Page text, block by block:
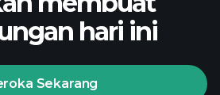
Playtrade
broker yang
hari ini
Sekarang